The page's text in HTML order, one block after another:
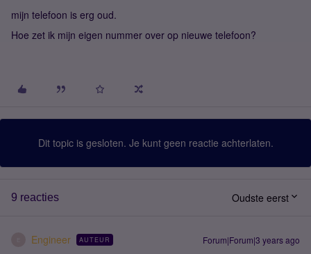
mijn telefoon is erg oud.
Hoe zet ik mijn eigen nummer over op nieuwe telefoon?
Dit topic is gesloten. Je kunt geen reactie achterlaten.
9 reacties Oudste eerst
Engineer AUTEUR Forum|Forum|3 years ago